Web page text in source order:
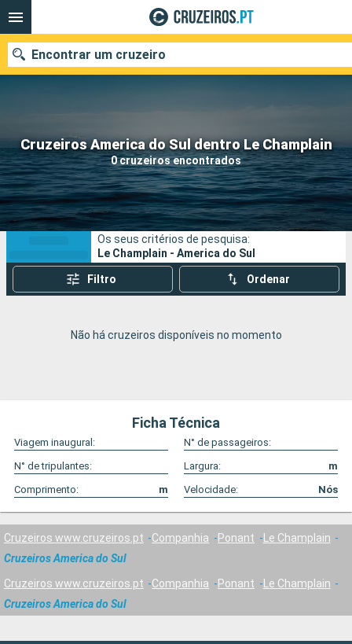
Cruzeiros America do Sul dentro Le Champlain
0 cruzeiros encontrados
Encontrar um cruzeiro
Quando ir?
Data de partida
Portos Companhias
Pesquisar
Os seus critérios de pesquisa:
Le Champlain - America do Sul
Filtro Ordenar
Não há cruzeiros disponíveis no momento
Ficha Técnica
Viagem inaugural:
N° de passageiros:
N° de tripulantes:
Largura:
m
Comprimento:
m Velocidade: Nós
Cruzeiros www.cruzeiros.pt Companhia Ponant
Le Champlain
Cruzeiros America do Sul
Cruzeiros www.cruzeiros.pt Companhia Ponant
Le Champlain
Cruzeiros America do Sul